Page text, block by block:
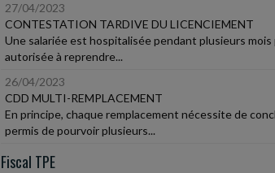
27/04/2023
CONTESTATION TARDIVE DU LICENCIEMENT
Une salariée est hospitalisée pendant plusieurs
autorisée à reprendre...
26/04/2023
CDD MULTI-REMPLACEMENT
En principe, chaque remplacement nécessite de
permis de pourvoir plusieurs...
Fiscal TPE